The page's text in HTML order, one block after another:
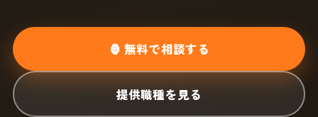
🦍 無料で相談する
提供職種を見る